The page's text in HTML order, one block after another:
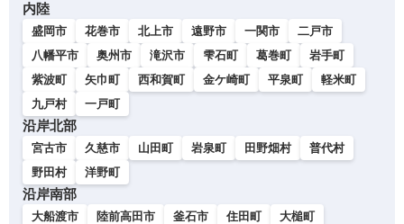
内陸
盛岡市 花巻市 北上市 遠野市 一関市
二戸市
八幡平市
奥州市 滝沢市 雫石町 葛巻町
岩手町
紫波町
矢巾町 西和賀町 金ケ崎町 平泉町
軽米町
九戸村
一戸町
沿岸北部
宮古市 久慈市 山田町 岩泉町 田野畑村
普代村
野田村
洋野町
沿岸南部
大船渡市 陸前高田市 釜石市 住田町 大槌町